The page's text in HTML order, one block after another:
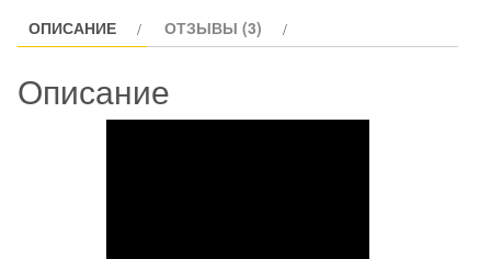
коричневая
ОПИСАНИЕ ОТЗЫВЫ (3)
Описание